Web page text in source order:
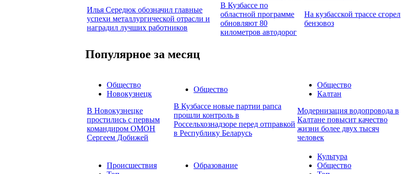
Илья Середюк обозначил главные
успехи металлургической отрасли и
наградил лучших работников
В Кузбассе по
областной программе
обновляют 80
километров автодорог
На кузбасской трассе сгорел
бензовоз
Популярное за месяц
Общество
Новокузнецк
В Новокузнецке
простились с первым
командиром ОМОН
Сергеем Добижей
Общество
В Кузбассе новые партии рапса
прошли контроль в
Россельхознадзоре перед отправкой
в Республику Беларусь
Общество
Калтан
Модернизация водопровода в
Калтане повысит качество
жизни более двух тысяч
человек
Происшествия
Образование
Культура
Общество